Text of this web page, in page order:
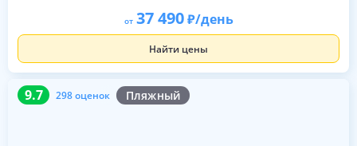
от 37 490 /день
Найти цены
9.7 298 оценок Пляжный
9.7 298 оценок